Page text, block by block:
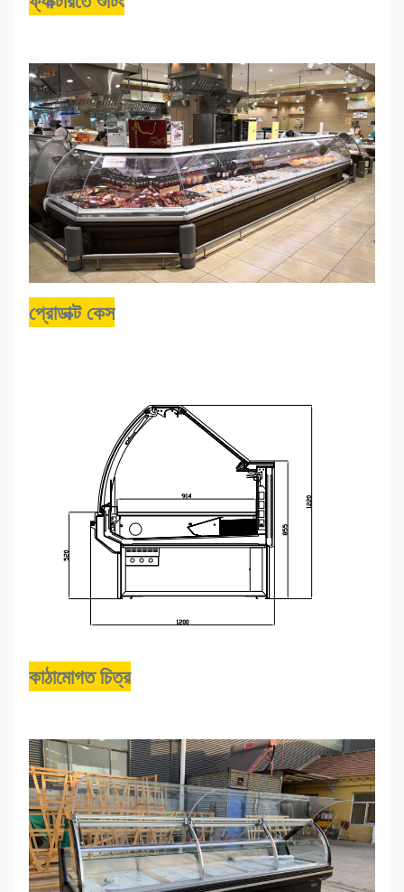
প্রোডাক্ট কেস
কাঠামোগত চিত্র